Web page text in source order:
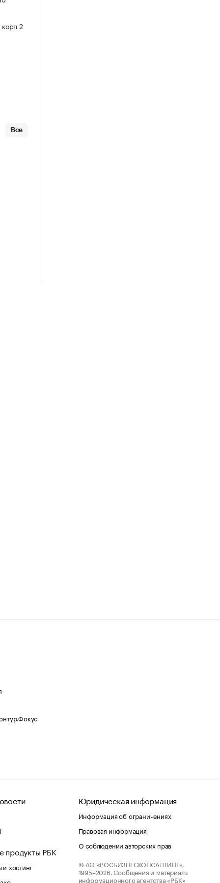
2
Все
продукты РБК
хостинг
Юридическая информация
Информация об ограничениях
Правовая информация
О соблюдении авторских прав
© АО «РОСБИЗНЕСКОНСАЛТИНГ»,
1995–2026. Сообщения и материалы
информационного агентства «РБК»